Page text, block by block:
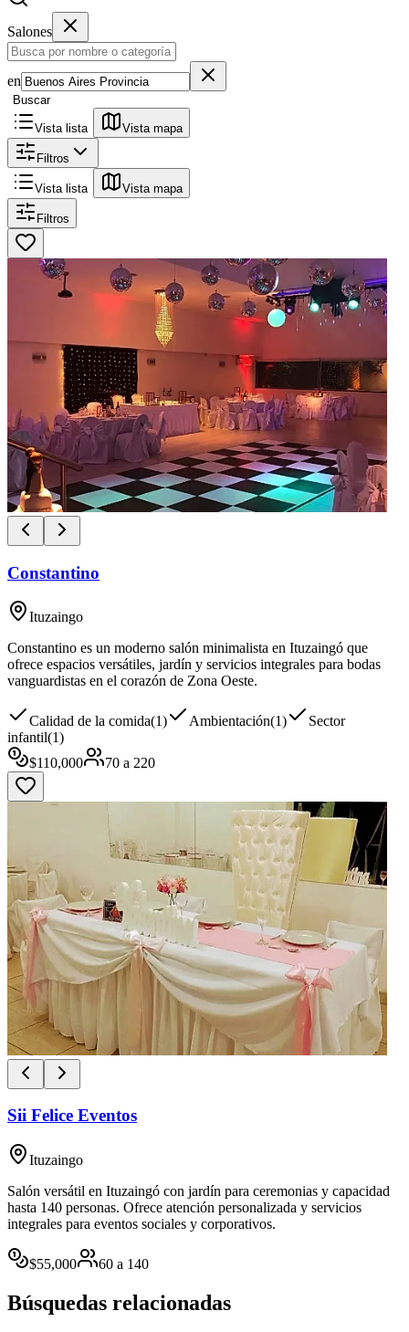
Salones
en
Buscar
Vista lista Vista mapa
Filtros
Vista lista Vista mapa
Filtros
Constantino
Ituzaingo
Constantino es un moderno salón minimalista en Ituzaingó que
ofrece espacios versátiles, jardín y servicios integrales para bodas
vanguardistas en el corazón de Zona Oeste.
Calidad de la comida(1) Ambientación(1)
Sector
infantil(1)
$110,000 70 a 220
Sii Felice Eventos
Ituzaingo
Salón versátil en Ituzaingó con jardín para ceremonias y capacidad
hasta 140 personas. Ofrece atención personalizada y servicios
integrales para eventos sociales y corporativos.
$55,000 60 a 140
Búsquedas relacionadas